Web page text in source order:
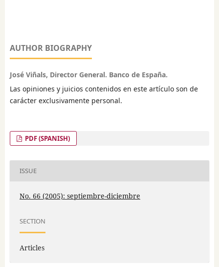
AUTHOR BIOGRAPHY
José Viñals, Director General. Banco de España.
Las opiniones y juicios contenidos en este artículo son de
carácter exclusivamente personal.
PDF (SPANISH)
ISSUE
No. 66 (2005): septiembre-diciembre
SECTION
Articles